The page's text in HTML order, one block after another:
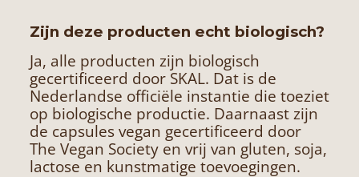
Zijn deze producten echt biologisch?
Ja, alle producten zijn biologisch
gecertificeerd door SKAL. Dat is de
Nederlandse officiële instantie die toeziet
op biologische productie. Daarnaast zijn
de capsules vegan gecertificeerd door
The Vegan Society en vrij van gluten, soja,
lactose en kunstmatige toevoegingen.